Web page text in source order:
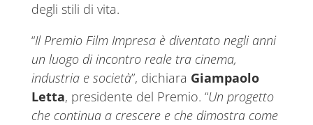
degli stili di vita.
“Il Premio Film Impresa è diventato negli anni
un luogo di incontro reale tra cinema,
industria e società”, dichiara Giampaolo
Letta, presidente del Premio. “Un progetto
che continua a crescere e che dimostra come